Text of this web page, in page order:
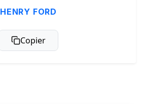
HENRY FORD
Copier